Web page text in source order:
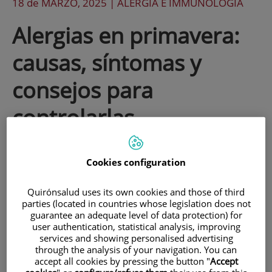
Alergias en primavera:
causas, síntomas y
consejos para
controlarlas
Cookies configuration
Quirónsalud uses its own cookies and those of third
parties (located in countries whose legislation does not
guarantee an adequate level of data protection) for
user authentication, statistical analysis, improving
services and showing personalised advertising
through the analysis of your navigation. You can
accept all cookies by pressing the button "Accept